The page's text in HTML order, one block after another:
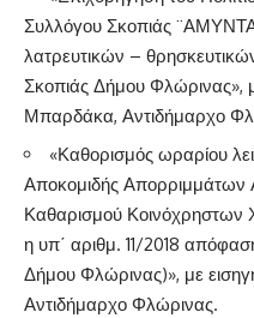
Συλλόγου Σκοπιάς
λατρευτικών –
Σκοπιάς Δήμου Φλώρινας»,
Μπαρδάκα, Αντιδήμαρχο
«Καθορισμός ωραρίου
Αποκομιδής
Καθαρισμού
η υπ΄ αριθμ. 11/2018
Δήμου Φλώρινας)», με
Αντιδήμαρχο Φλώρινας.